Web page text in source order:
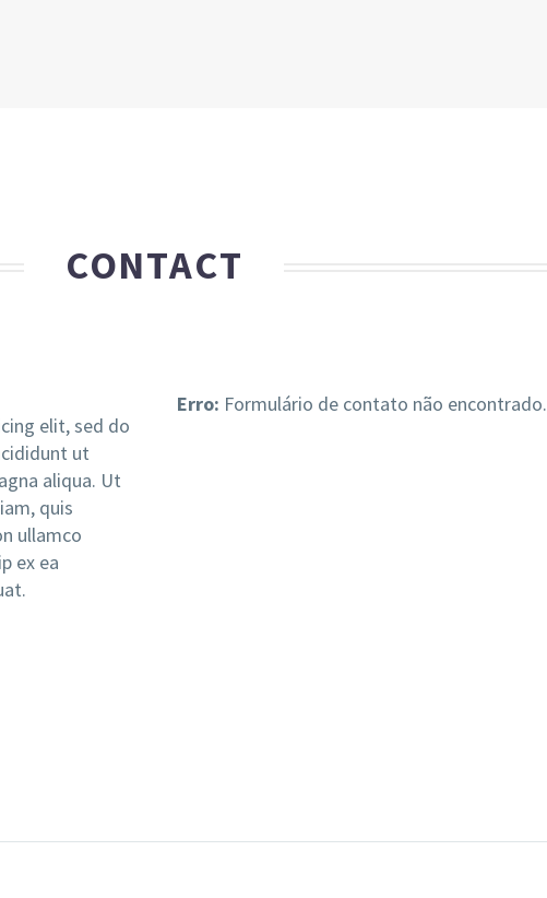
CONTACT
elit, sed do
ut
aliqua. Ut
quis
ullamco
ex ea
Erro: Formulário de contato não encontrado.